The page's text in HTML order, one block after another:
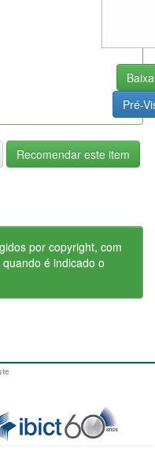
Pré-
Recomendar este item
por copyright, com
é indicado o